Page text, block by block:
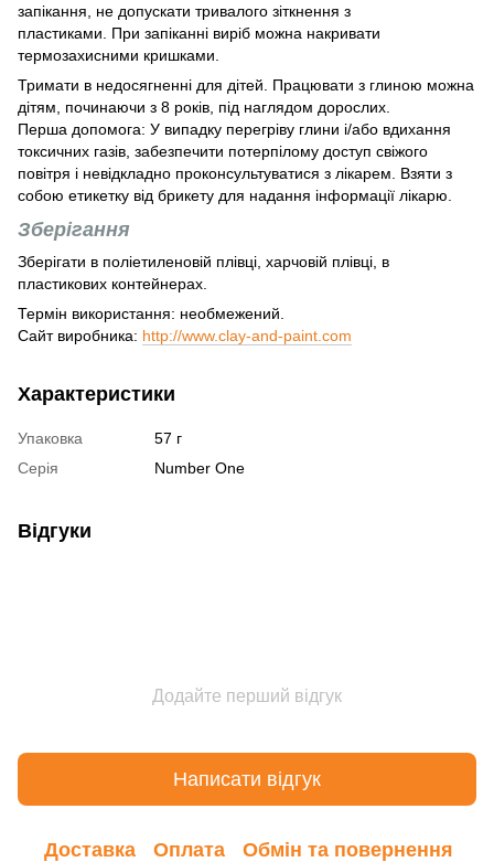
запікання, не допускати тривалого зіткнення з
пластиками. При запіканні виріб можна накривати
термозахисними кришками.
Тримати в недосягненні для дітей. Працювати з глиною можна
дітям, починаючи з 8 років, під наглядом дорослих.
Перша допомога: У випадку перегріву глини і/або вдихання
токсичних газів, забезпечити потерпілому доступ свіжого
повітря і невідкладно проконсультуватися з лікарем. Взяти з
собою етикетку від брикету для надання інформації лікарю.
Зберігання
Зберігати в поліетиленовій плівці, харчовій плівці, в
пластикових контейнерах.
Термін використання: необмежений.
Сайт виробника: http://www.clay-and-paint.com
Характеристики
Упаковка
57 г
Серія
Number One
Відгуки
Додайте перший відгук
Написати відгук
Доставка Оплата Обмін та повернення